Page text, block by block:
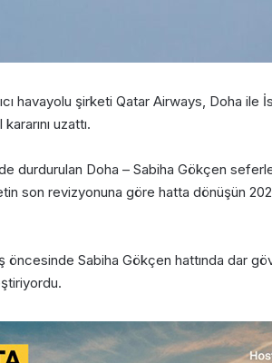
havayolu şirketi Qatar Airways, Doha ile
uzattı.
durdurulan Doha – Sabiha Gökçen
son revizyonuna göre hatta dönüşün
öncesinde Sabiha Gökçen hattında dar